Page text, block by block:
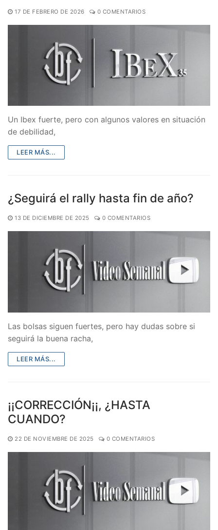
17 DE FEBRERO DE 2026 0 COMENTARIOS
Un Ibex fuerte, pero con algunos valores en situación
de debilidad,
LEER MÁS...
¿Seguirá el rally hasta fin de año?
13 DE DICIEMBRE DE 2025 0 COMENTARIOS
Las bolsas siguen fuertes, pero hay dudas sobre si
seguirá la buena racha,
LEER MÁS...
¡¡CORRECCIÓN¡¡, ¿HASTA
CUANDO?
22 DE NOVIEMBRE DE 2025 0 COMENTARIOS